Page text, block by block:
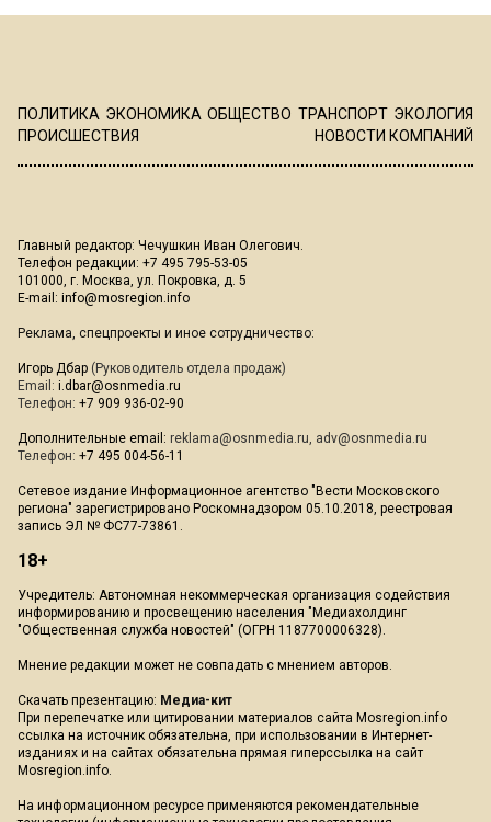
ПОЛИТИКА ЭКОНОМИКА ОБЩЕСТВО ТРАНСПОРТ ЭКОЛОГИЯ
ПРОИСШЕСТВИЯ
НОВОСТИ КОМПАНИЙ
Главный редактор: Чечушкин Иван Олегович.
Телефон редакции: +7 495 795-53-05
101000, г. Москва, ул. Покровка, д. 5
E-mail: info@mosregion.info
Реклама, спецпроекты и иное сотрудничество:
Игорь Дбар (Руководитель отдела продаж)
Email: i.dbar@osnmedia.ru
Телефон: +7 909 936-02-90
Дополнительные email: reklama@osnmedia.ru, adv@osnmedia.ru
Телефон: +7 495 004-56-11
Сетевое издание Информационное агентство "Вести Московского
региона" зарегистрировано Роскомнадзором 05.10.2018, реестровая
запись ЭЛ № ФС77-73861.
18+
Учредитель: Автономная некоммерческая организация содействия
информированию и просвещению населения "Медиахолдинг
"Общественная служба новостей" (ОГРН 1187700006328).
Мнение редакции может не совпадать с мнением авторов.
Скачать презентацию: Медиа-кит
При перепечатке или цитировании материалов сайта Mosregion.info
ссылка на источник обязательна, при использовании в Интернет-
изданиях и на сайтах обязательна прямая гиперссылка на сайт
Mosregion.info.
На информационном ресурсе применяются рекомендательные